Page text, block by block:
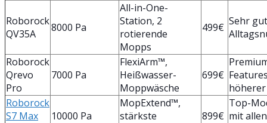
Roborock
QV35A
8000 Pa
All-in-One-
Station, 2
rotierende
Mopps
499€ Sehr
Roborock
Qrevo
Pro
7000 Pa
FlexiArm™,
Heißwasser-
Moppwäsche
699€
Roborock
S7 Max
10000 Pa
MopExtend™,
stärkste
899€
Top-
mit allen